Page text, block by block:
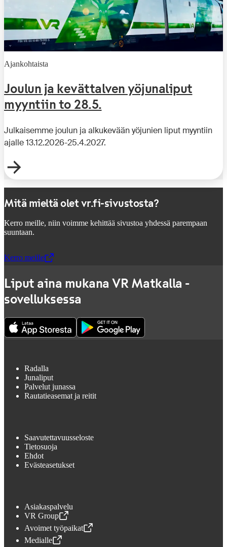
Ajankohtaista
Joulun ja kevättalven yöjunaliput
myyntiin to 28.5.
Julkaisemme joulun ja alkukevään yöjunien liput myyntiin
ajalle 13.12.2026-25.4.2027.
Mitä mieltä olet vr.fi-sivustosta?
Kerro meille, niin voimme kehittää sivustoa yhdessä parempaan
suuntaan.
Kerro meille
,Avataan uudessa välilehdessä
Liput aina mukana VR Matkalla -
sovelluksessa
Radalla
Junaliput
Palvelut junassa
Rautatieasemat ja reitit
Saavutettavuusseloste
Tietosuoja
Ehdot
Evästeasetukset
Asiakaspalvelu
VR Group
,Avataan uudessa välilehdessä
Avoimet työpaikat
,Avataan uudessa välilehdessä
Medialle
,Avataan uudessa välilehdessä